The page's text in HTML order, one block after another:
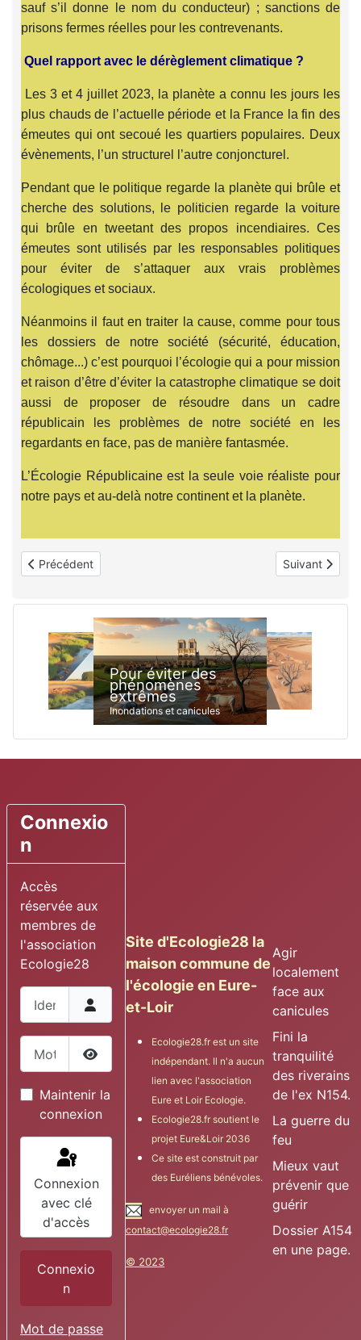
sauf s’il donne le nom du conducteur) ; sanctions de
prisons fermes réelles pour les contrevenants.
Quel rapport avec le dérèglement climatique ?
Les 3 et 4 juillet 2023, la planète a connu les jours les
plus chauds de l’actuelle période et la France la fin des
émeutes qui ont secoué les quartiers populaires. Deux
évènements, l’un structurel l’autre conjoncturel.
Pendant que le politique regarde la planète qui brûle et
cherche des solutions, le politicien regarde la voiture
qui brûle en tweetant des propos incendiaires. Ces
émeutes sont utilisés par les responsables politiques
pour éviter de s’attaquer aux vrais problèmes
écologiques et sociaux.
Néanmoins il faut en traiter la cause, comme pour tous
les dossiers de notre société (sécurité, éducation,
chômage...) c’est pourquoi l’écologie qui a pour mission
et raison d’être d’éviter la catastrophe climatique se doit
aussi de proposer de résoudre dans un cadre
républicain les problèmes de notre société en les
regardants en face, pas de manière fantasmée.
L’Écologie Républicaine est la seule voie réaliste pour
notre pays et au-delà notre continent et la planète.
Article précédent : Edito du 29 juin 2023
Précédent Article suivant
Suivant
Pour éviter des
phénomènes
extrêmes
Inondations et canicules
Connexio
n
Accès
réservée aux
membres de
l'association
Ecologie28
Mot de passe
Afficher le mot de passe
Maintenir la
connexion
Connexion
avec clé
d'accès
Connexio
n
Mot de passe
Site d'Ecologie28 la
maison commune de
l'écologie en Eure-
et-Loir
Ecologie28.fr est un site
indépendant. Il n'a aucun
lien avec l'association
Eure et Loir Ecologie.
Ecologie28.fr soutient le
projet Eure&Loir 2036
Ce site est construit par
des Euréliens bénévoles.
envoyer un mail à
contact@ecologie28.fr
© 2023
Agir
localement
face aux
canicules
Fini la
tranquilité
des riverains
de l'ex N154.
La guerre du
feu
Mieux vaut
prévenir que
guérir
Dossier A154
en une page.